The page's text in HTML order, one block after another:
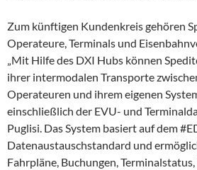
Zum künftigen Kundenkreis gehören
Operateure, Terminals und
„Mit Hilfe des DXI Hubs können
ihrer intermodalen Transporte
Operateuren und ihrem eigenen
einschließlich der EVU- und
Puglisi. Das System basiert auf dem
Datenaustauschstandard und
Fahrpläne, Buchungen,